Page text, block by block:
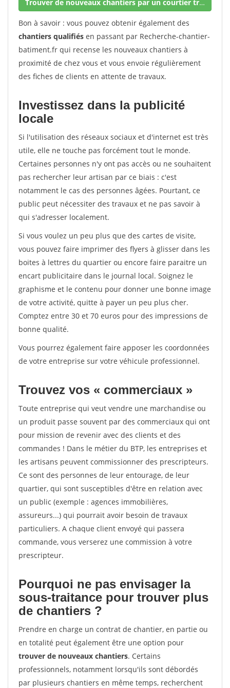
Trouver de nouveaux chantiers par un courtier travaux
Bon à savoir : vous pouvez obtenir également des
chantiers qualifiés en passant par Recherche-chantier-
batiment.fr qui recense les nouveaux chantiers à
proximité de chez vous et vous envoie régulièrement
des fiches de clients en attente de travaux.
Investissez dans la publicité
locale
Si l'utilisation des réseaux sociaux et d'internet est très
utile, elle ne touche pas forcément tout le monde.
Certaines personnes n'y ont pas accès ou ne souhaitent
pas rechercher leur artisan par ce biais : c'est
notamment le cas des personnes âgées. Pourtant, ce
public peut nécessiter des travaux et ne pas savoir à
qui s'adresser localement.
Si vous voulez un peu plus que des cartes de visite,
vous pouvez faire imprimer des flyers à glisser dans les
boites à lettres du quartier ou encore faire paraitre un
encart publicitaire dans le journal local. Soignez le
graphisme et le contenu pour donner une bonne image
de votre activité, quitte à payer un peu plus cher.
Comptez entre 30 et 70 euros pour des impressions de
bonne qualité.
Vous pourrez également faire apposer les coordonnées
de votre entreprise sur votre véhicule professionnel.
Trouvez vos « commerciaux »
Toute entreprise qui veut vendre une marchandise ou
un produit passe souvent par des commerciaux qui ont
pour mission de revenir avec des clients et des
commandes ! Dans le métier du BTP, les entreprises et
les artisans peuvent commissionner des prescripteurs.
Ce sont des personnes de leur entourage, de leur
quartier, qui sont susceptibles d'être en relation avec
un public (exemple : agences immobilières,
assureurs...) qui pourrait avoir besoin de travaux
particuliers. A chaque client envoyé qui passera
commande, vous verserez une commission à votre
prescripteur.
Pourquoi ne pas envisager la
sous-traitance pour trouver plus
de chantiers ?
Prendre en charge un contrat de chantier, en partie ou
en totalité peut également être une option pour
trouver de nouveaux chantiers. Certains
professionnels, notamment lorsqu'ils sont débordés
par plusieurs chantiers en même temps, recherchent